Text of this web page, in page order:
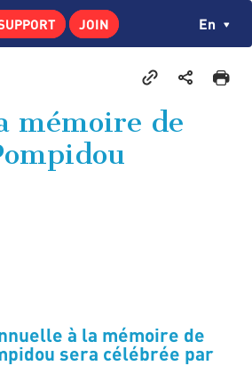
DE RECHERCHES
JOIN En
mémoire de
à la mémoire de
sera célébrée par